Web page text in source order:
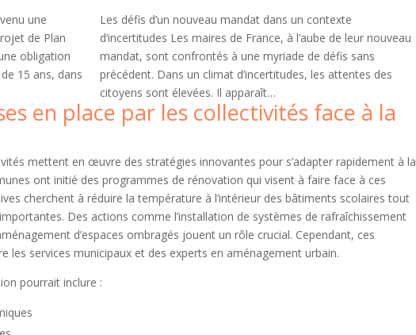
une
de Plan
obligation
15 ans, dans
Les défis d’un nouveau mandat dans un contexte
d’incertitudes Les maires de France, à l’aube de leur nouveau
mandat, sont confrontés à une myriade de défis sans
précédent. Dans un climat d’incertitudes, les attentes des
citoyens sont élevées. Il apparaît…
en place par les collectivités face à la
mettent en œuvre des stratégies innovantes pour s’adapter rapidement à la
ont initié des programmes de rénovation qui visent à faire face à ces
cherchent à réduire la température à l’intérieur des bâtiments scolaires tout
Des actions comme l’installation de systèmes de rafraîchissement
d’espaces ombragés jouent un rôle crucial. Cependant, ces
les services municipaux et des experts en aménagement urbain.
pourrait inclure :